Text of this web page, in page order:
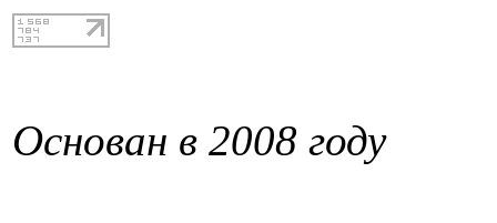
Основан в 2008 году